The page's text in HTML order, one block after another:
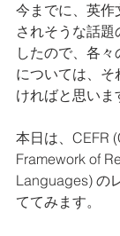
今までに、英作
されそうな話題
したので、各
については、
ければと思いま
本日は、CEFR
Framework of
Languages) の
ててみます。